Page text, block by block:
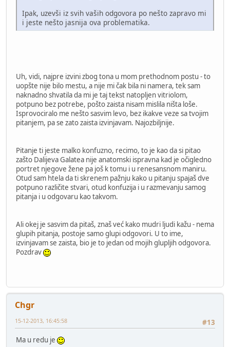
Ipak, uzevši iz svih vaših odgovora po nešto zapravo mi
i jeste nešto jasnija ova problematika.
Uh, vidi, najpre izvini zbog tona u mom prethodnom postu - to
uopšte nije bilo mestu, a nije mi čak bila ni namera, tek sam
naknadno shvatila da mi je taj tekst natopljen vitriolom,
potpuno bez potrebe, pošto zaista nisam mislila ništa loše.
Isprovociralo me nešto sasvim levo, bez ikakve veze sa tvojim
pitanjem, pa se zato zaista izvinjavam. Najozbiljnije.
Pitanje ti jeste malko konfuzno, recimo, to je kao da si pitao
zašto Dalijeva Galatea nije anatomski ispravna kad je očigledno
portret njegove žene pa još k tomu i u renesansnom maniru.
Otud sam htela da ti skrenem pažnju kako u pitanju spajaš dve
potpuno različite stvari, otud konfuzija i u razmevanju samog
pitanja i u odgovaru kao takvom.
Ali okej je sasvim da pitaš, znaš već kako mudri ljudi kažu - nema
glupih pitanja, postoje samo glupi odgovori. U to ime,
izvinjavam se zaista, bio je to jedan od mojih glupljih odgovora.
Pozdrav
Chgr
#13
15-12-2013, 16:45:58
Ma u redu je